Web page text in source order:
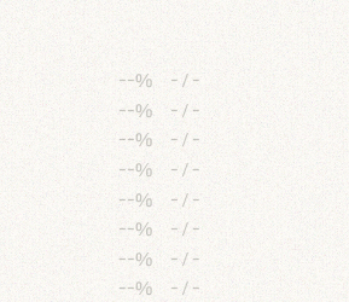
--% - / -
--% - / -
--% - / -
--% - /-
--% - / -
--% -/ -
--% -/ -
--% - / -